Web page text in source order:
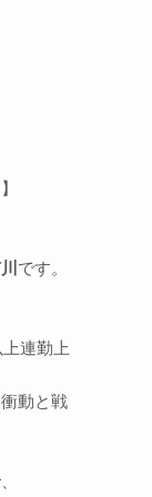
です。
連勤上
動と戦